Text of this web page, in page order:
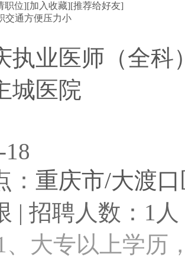
职位][加入收藏][推荐给好友]
交通方便压力小
执业医师（全科
城医院
18
重庆市/大渡
| 招聘人数：1
、大专以上学历